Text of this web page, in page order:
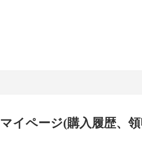
マイページ(購入履歴、